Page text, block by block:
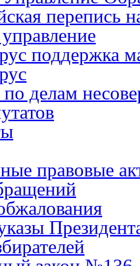
перепись
поддержка
делам
правовые